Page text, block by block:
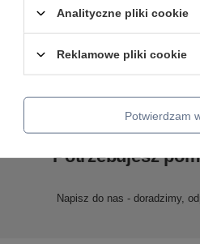
BELLAGIO LAMPA WISZĄCA
862,99 zł
Potrzebujesz
Napisz do nas - doradzimy,
Analityczne pliki cookie
Reklamowe pliki cookie
Potwierdzam